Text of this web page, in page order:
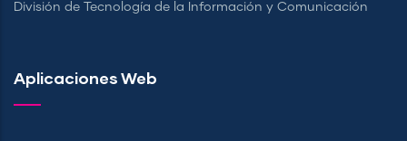
División de Tecnología de la Información y Comunicación
Aplicaciones Web